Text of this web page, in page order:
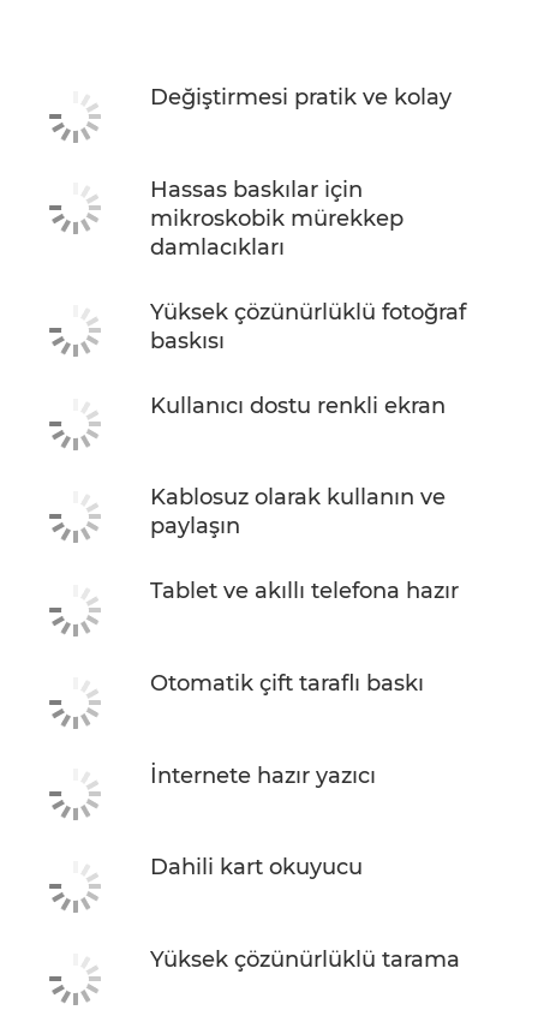
Değiştirmesi pratik ve kolay
Hassas baskılar için
mikroskobik mürekkep
damlacıkları
Yüksek çözünürlüklü fotoğraf
baskısı
Kullanıcı dostu renkli ekran
Kablosuz olarak kullanın ve
paylaşın
Tablet ve akıllı telefona hazır
Otomatik çift taraflı baskı
İnternete hazır yazıcı
Dahili kart okuyucu
Yüksek çözünürlüklü tarama